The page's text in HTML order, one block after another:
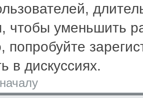
чтобы уменьшить
попробуйте
в дискуссиях.